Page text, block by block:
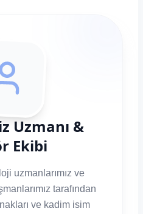
Uzmanı &
Ekibi
uzmanlarımız ve
tarafından
ve kadim isim